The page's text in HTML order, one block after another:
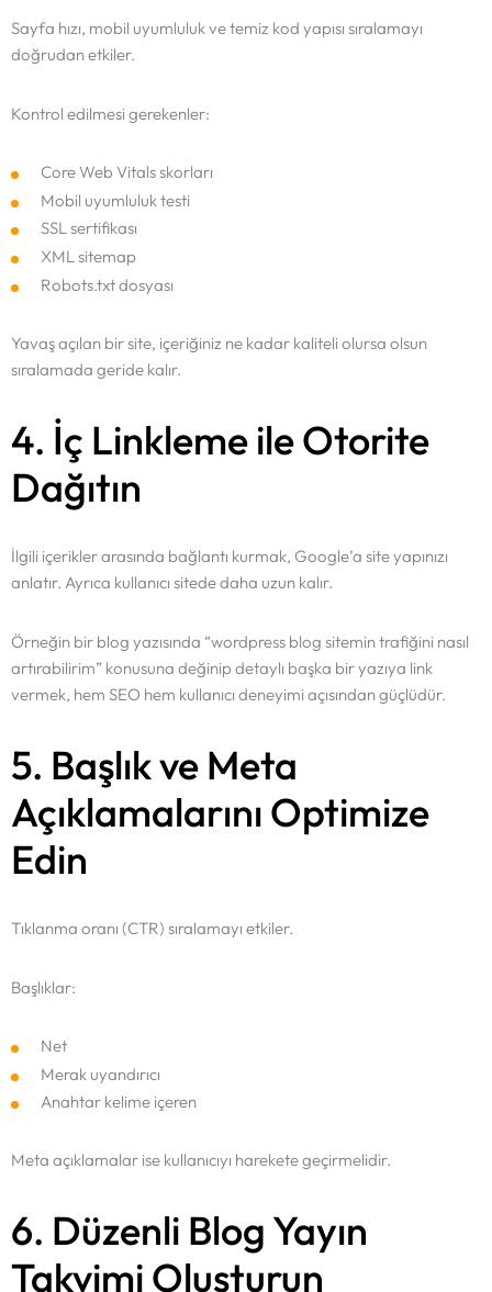
Sayfa hızı, mobil uyumluluk ve temiz kod yapısı sıralamayı
doğrudan etkiler.
Kontrol edilmesi gerekenler:
Core Web Vitals skorları
Mobil uyumluluk testi
SSL sertifikası
XML sitemap
Robots.txt dosyası
Yavaş açılan bir site, içeriğiniz ne kadar kaliteli olursa olsun
sıralamada geride kalır.
4. İç Linkleme ile Otorite
Dağıtın
İlgili içerikler arasında bağlantı kurmak, Google’a site yapınızı
anlatır. Ayrıca kullanıcı sitede daha uzun kalır.
Örneğin bir blog yazısında “wordpress blog sitemin trafiğini nasıl
artırabilirim” konusuna değinip detaylı başka bir yazıya link
vermek, hem SEO hem kullanıcı deneyimi açısından güçlüdür.
5. Başlık ve Meta
Açıklamalarını Optimize
Edin
Tıklanma oranı (CTR) sıralamayı etkiler.
Başlıklar:
Net
Merak uyandırıcı
Anahtar kelime içeren
Meta açıklamalar ise kullanıcıyı harekete geçirmelidir.
6. Düzenli Blog Yayın
Takvimi Oluşturun